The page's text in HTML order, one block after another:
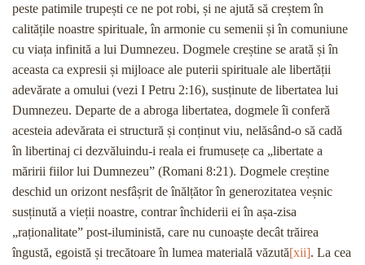
peste patimile trupești ce ne pot robi, și ne ajută să creștem în
calitățile noastre spirituale, în armonie cu semenii și în comuniune
cu viața infinită a lui Dumnezeu. Dogmele creștine se arată și în
aceasta ca expresii și mijloace ale puterii spirituale ale libertății
adevărate a omului (vezi I Petru 2:16), susținute de libertatea lui
Dumnezeu. Departe de a abroga libertatea, dogmele îi conferă
acesteia adevărata ei structură și conținut viu, nelăsând-o să cadă
în libertinaj ci dezvăluindu-i reala ei frumusețe ca „libertate a
măririi fiilor lui Dumnezeu” (Romani 8:21). Dogmele creștine
deschid un orizont nesfâșrit de înălțător în generozitatea veșnic
susținută a vieții noastre, contrar închiderii ei în așa-zisa
„raționalitate” post-iluministă, care nu cunoaște decât trăirea
îngustă, egoistă și trecătoare în lumea materială văzută[xii]. La cea